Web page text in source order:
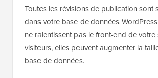
Toutes les révisions de publication sont
dans votre base de données
ne ralentissent pas le front-end de
visiteurs, elles peuvent augmenter la
base de données.